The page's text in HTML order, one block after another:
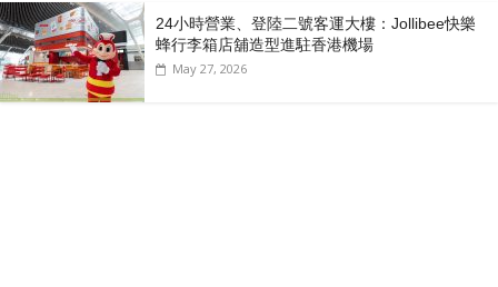
24小時營業、登陸二號客運大樓：Jollibee快樂
蜂行李箱店舖造型進駐香港機場
May 27, 2026